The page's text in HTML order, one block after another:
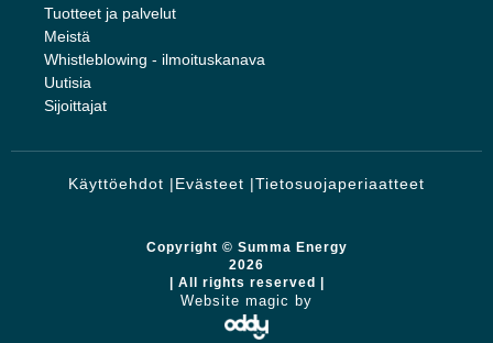
Tuotteet ja palvelut
Meistä
Whistleblowing - ilmoituskanava
Uutisia
Sijoittajat
Copyright © Summa Energy
2026
| All rights reserved |
Website magic by
Käyttöehdot |Evästeet |Tietosuojaperiaatteet